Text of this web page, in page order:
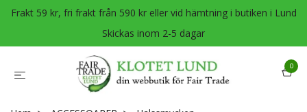
Frakt 59 kr, fri frakt från 590 kr eller vid hämtning i butiken i Lund
Skickas inom 2-5 dagar
0